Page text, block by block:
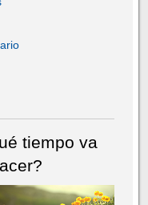
tiempo va